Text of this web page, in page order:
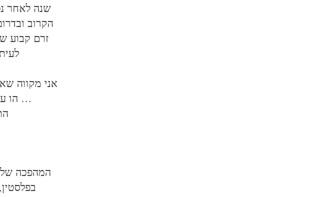
שנה לאחר
הקרוב
זרם קבוע
אני מקווה
… הו
המהפכה